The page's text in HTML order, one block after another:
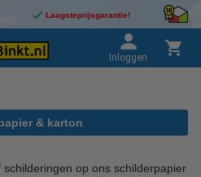
Laagsteprijsgarantie!
Inloggen
& karton
op ons schilderpapier